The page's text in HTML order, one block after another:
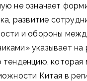
не означает
развитие
и обороны
указывает
тенденцию,
Китая в